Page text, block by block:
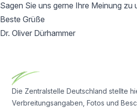
Sagen Sie uns gerne Ihre Meinung zu
Beste Grüße
Dr. Oliver Dürhammer
Die Zentralstelle Deutschland stellte
Verbreitungsangaben, Fotos und